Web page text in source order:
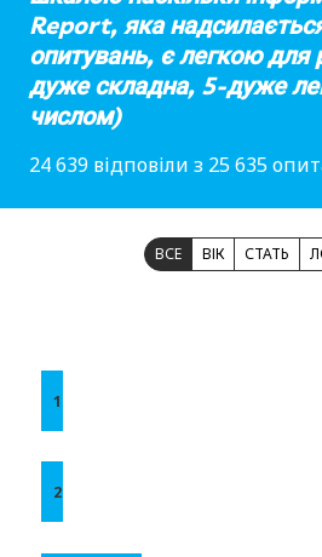
Report, яка надсилається
опитувань, є легкою для
дуже складна, 5-дуже
числом)
24 639 відповіли з 25 635
ВСЕ ВІК СТАТЬ
1
2